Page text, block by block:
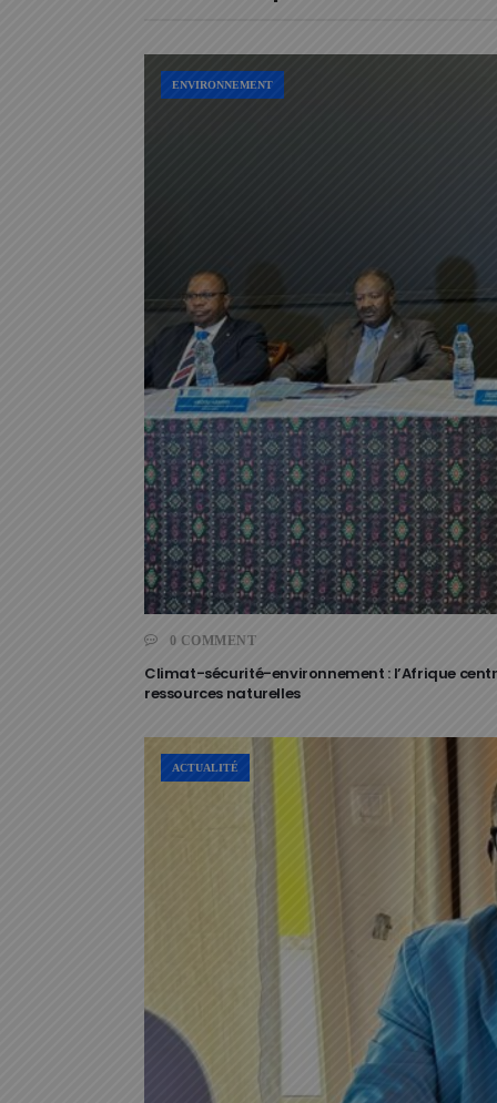
ENVIRONNEMENT
0 COMMENT
Climat-sécurité-environnement : l’Afrique
ressources naturelles
ACTUALITÉ